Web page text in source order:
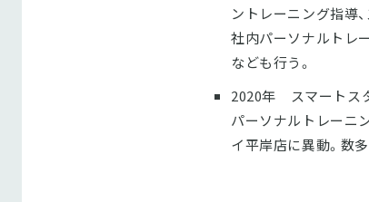
ントレーニング指導
社内パーソナルトレ
なども行う。
2020年 スマートス
パーソナルトレーニ
イ平岸店に異動。数